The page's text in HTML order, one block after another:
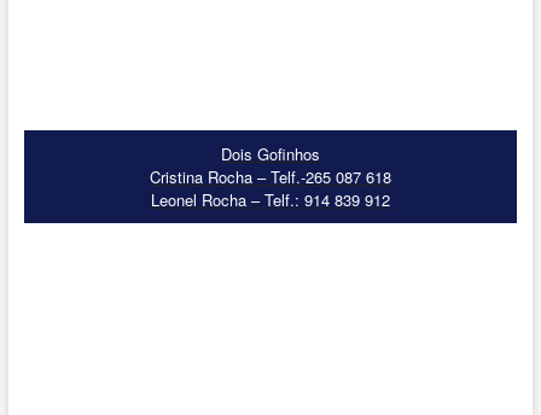
Dois Gofinhos
Cristina Rocha – Telf.-265 087 618
Leonel Rocha – Telf.: 914 839 912